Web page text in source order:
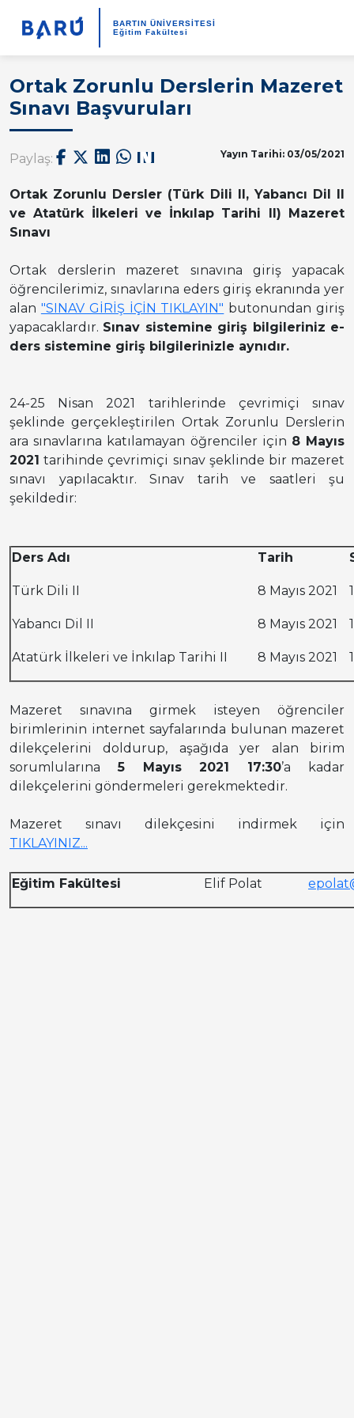
BARTIN ÜNİVERSİTESİ
Eğitim Fakültesi
Ortak Zorunlu Derslerin Mazeret
Sınavı Başvuruları
Paylaş: Yayın Tarihi: 03/05/2021
Ortak Zorunlu Dersler (Türk Dili II, Yabancı Dil II
ve Atatürk İlkeleri ve İnkılap Tarihi II) Mazeret
Sınavı
Ortak derslerin mazeret sınavına giriş yapacak
öğrencilerimiz, sınavlarına eders giriş ekranında yer
alan "SINAV GİRİŞ İÇİN TIKLAYIN" butonundan giriş
yapacaklardır. Sınav sistemine giriş bilgileriniz e-
ders sistemine giriş bilgilerinizle aynıdır.
24-25 Nisan 2021 tarihlerinde çevrimiçi sınav
şeklinde gerçekleştirilen Ortak Zorunlu Derslerin
ara sınavlarına katılamayan öğrenciler için 8 Mayıs
2021 tarihinde çevrimiçi sınav şeklinde bir mazeret
sınavı yapılacaktır. Sınav tarih ve saatleri şu
şekildedir:
Ders Adı Tarih
Türk Dili II 8 Mayıs 2021
Yabancı Dil II 8 Mayıs 2021
Atatürk İlkeleri ve İnkılap Tarihi II 8 Mayıs 2021
Mazeret sınavına girmek isteyen öğrenciler
birimlerinin internet sayfalarında bulunan mazeret
dilekçelerini doldurup, aşağıda yer alan birim
sorumlularına5 Mayıs 2021 17:30’a kadar
dilekçelerini göndermeleri gerekmektedir.
Mazeret sınavı dilekçesini indirmek için
TIKLAYINIZ...
Eğitim Fakültesi Elif Polat